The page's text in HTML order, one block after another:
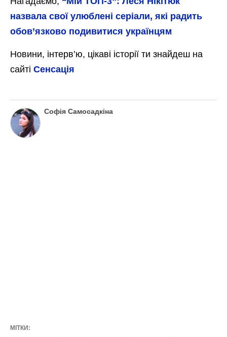
назвала свої улюблені серіали, які радить
обов’язково подивитися українцям
Новини, інтерв’ю, цікаві історії ти знайдеш на
сайті Сенсація
Софія Самосадкіна
МІТКИ: